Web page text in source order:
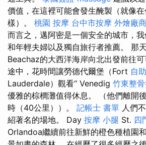
價值，在這裡可能會發生醃製（就像
樣）。 桃園 按摩 台中市按摩 外燴廠商
而言之，邁阿密是一個安全的城市，
和年輕夫婦以及獨自旅行者推薦。 那
Beachaz的大西洋海岸向北出發前往可
途中，花時間讓勞德代爾堡（Fort 自
Lauderdale）觀看“ Venedig 竹東整
優雅的棕櫚灘值得休息。 （他們離開
時（40公里））。 記帳士 書單 人們
紹著名的場地。 Day 按摩 小腿 St. 四
Orlandoa繼續前往新鮮的橙色種植園